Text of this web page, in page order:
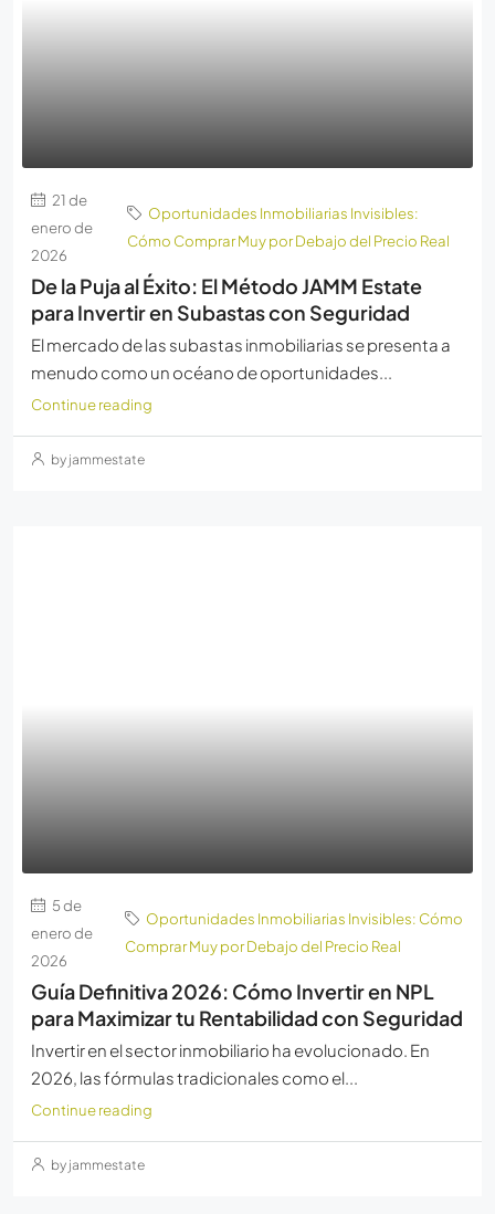
21 de
enero de
2026
Oportunidades Inmobiliarias Invisibles:
Cómo Comprar Muy por Debajo del Precio Real
De la Puja al Éxito: El Método JAMM Estate
para Invertir en Subastas con Seguridad
El mercado de las subastas inmobiliarias se presenta a
menudo como un océano de oportunidades...
Continue reading
by jammestate
5 de
enero de
2026
Oportunidades Inmobiliarias Invisibles: Cómo
Comprar Muy por Debajo del Precio Real
Guía Definitiva 2026: Cómo Invertir en NPL
para Maximizar tu Rentabilidad con Seguridad
Invertir en el sector inmobiliario ha evolucionado. En
2026, las fórmulas tradicionales como el...
Continue reading
by jammestate